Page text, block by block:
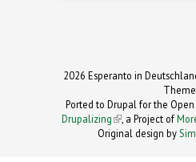
2026 Esperanto in
Theme
Ported to Drupal for the
Drupalizing(link is external)
, a Project of
Original design by